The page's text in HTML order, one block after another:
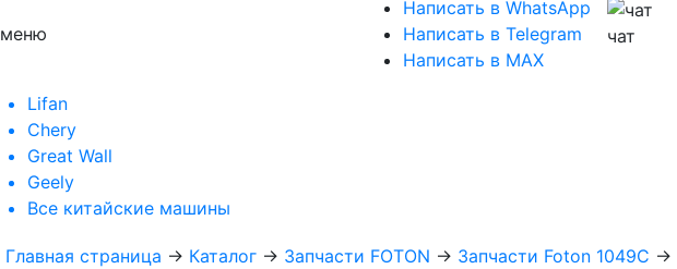
меню
Написать в WhatsApp
Написать в Telegram
Написать в MAX
чат
Lifan
Chery
Great Wall
Geely
Все китайские машины
Главная страница → Каталог → Запчасти FOTON → Запчасти Foton 1049C →